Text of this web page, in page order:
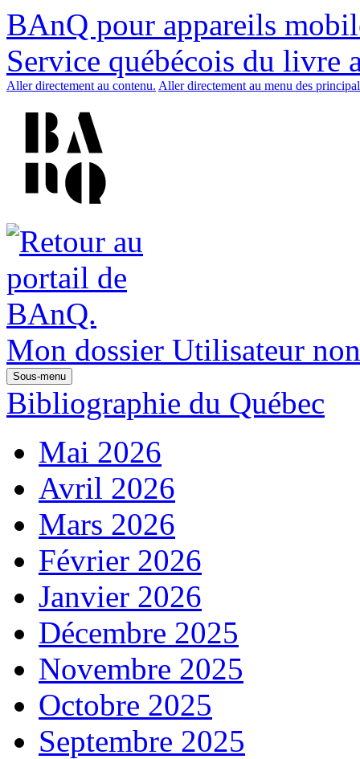
BAnQ pour appareils
Service québécois du livre
Aller directement au contenu. Aller directement au menu des
Mon dossier Utilisateur
Sous-menu
Bibliographie du Québec
Mai 2026
Avril 2026
Mars 2026
Février 2026
Janvier 2026
Décembre 2025
Novembre 2025
Octobre 2025
Septembre 2025